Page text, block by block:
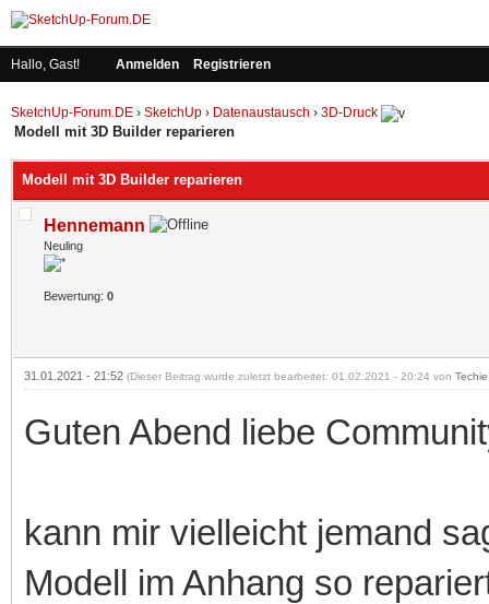
Hallo, Gast! Anmelden Registrieren
SketchUp-Forum.DE › SketchUp › Datenaustausch › 3D-Druck
Modell mit 3D Builder reparieren
Modell mit 3D Builder reparieren
Hennemann
Neuling
Bewertung: 0
31.01.2021 - 21:52 (Dieser Beitrag wurde zuletzt bearbeitet: 01.02.2021 - 20:24 von Techie
Guten Abend liebe
kann mir vielleicht jemand
Modell im Anhang so